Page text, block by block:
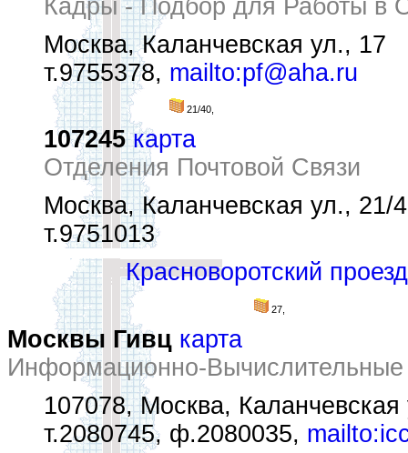
Кадры - Подбор для Работы в
Москва, Каланчевская ул., 17
т.9755378, mailto:pf@aha.ru
21/40,
107245 карта
Отделения Почтовой Связи
Москва, Каланчевская ул., 21/
т.9751013
Красноворотский проезд
27,
Москвы Гивц карта
Информационно-
107078, Москва, Каланчевская
т.2080745, ф.2080035,